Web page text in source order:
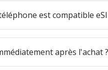
est compatible
après l'achat ?